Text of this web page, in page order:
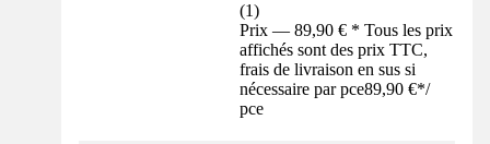
(1)
Prix — 89,90 € * Tous les prix
affichés sont des prix TTC,
frais de livraison en sus si
nécessaire par pce89,90 €*/
pce